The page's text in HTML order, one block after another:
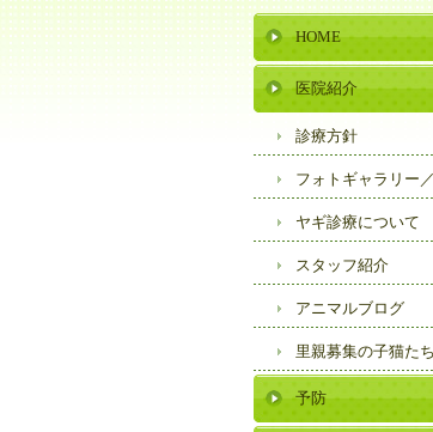
HOME
医院紹介
診療方針
フォトギャラリー／
ヤギ診療について
スタッフ紹介
アニマルブログ
里親募集の子猫たち
予防